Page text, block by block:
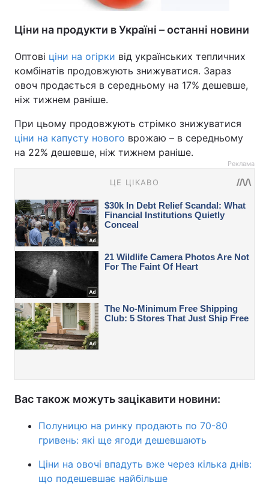
Ціни на продукти в Україні – останні новини
Оптові ціни на огірки від українських тепличних
комбінатів продовжують знижуватися. Зараз
овоч продається в середньому на 17% дешевше,
ніж тижнем раніше.
При цьому продовжують стрімко знижуватися
ціни на капусту нового врожаю – в середньому
на 22% дешевше, ніж тижнем раніше.
Реклама
Вас також можуть зацікавити новини:
Полуницю на ринку продають по 70-80
гривень: які ще ягоди дешевшають
Ціни на овочі впадуть вже через кілька днів:
що подешевшає найбільше